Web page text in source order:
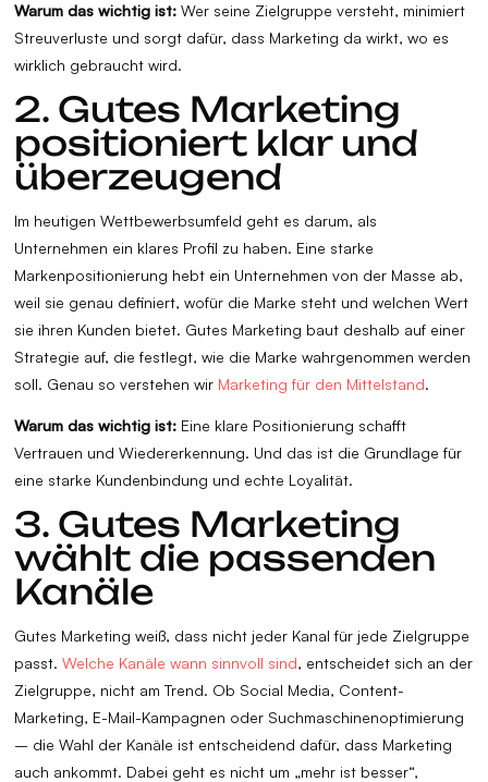
Warum das wichtig ist:Wer seine Zielgruppe versteht, minimiert
Streuverluste und sorgt dafür, dass Marketing da wirkt, wo es
wirklich gebraucht wird.
2. Gutes Marketing
positioniert klar und
überzeugend
Im heutigen Wettbewerbsumfeld geht es darum, als
Unternehmen ein klares Profil zu haben. Eine starke
Markenpositionierung hebt ein Unternehmen von der Masse ab,
weil sie genau definiert, wofür die Marke steht und welchen Wert
sie ihren Kunden bietet. Gutes Marketing baut deshalb auf einer
Strategie auf, die festlegt, wie die Marke wahrgenommen werden
soll. Genau so verstehen wir Marketing für den Mittelstand.
Warum das wichtig ist:Eine klare Positionierung schafft
Vertrauen und Wiedererkennung. Und das ist die Grundlage für
eine starke Kundenbindung und echte Loyalität.
3. Gutes Marketing
wählt die passenden
Kanäle
Gutes Marketing weiß, dass nicht jeder Kanal für jede Zielgruppe
passt. Welche Kanäle wann sinnvoll sind, entscheidet sich an der
Zielgruppe, nicht am Trend. Ob Social Media, Content-
Marketing, E-Mail-Kampagnen oder Suchmaschinenoptimierung
– die Wahl der Kanäle ist entscheidend dafür, dass Marketing
auch ankommt. Dabei geht es nicht um „mehr ist besser“,